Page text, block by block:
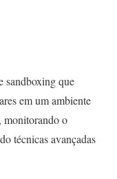
sandboxing que
em um ambiente
monitorando o
técnicas avançadas